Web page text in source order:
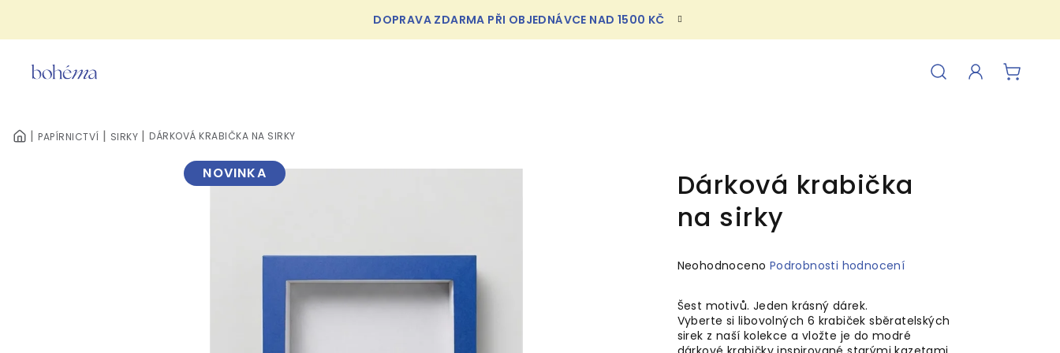
DOPRAVA ZDARMA PŘI OBJEDNÁVCE NAD 1500 KČ
DOMŮPAPÍRNICTVÍ SIRKY DÁRKOVÁ KRABIČKA NA SIRKY
Dárková krabička
na sirky
Průměrné
je
0,0
z
Neohodnoceno Podrobnosti hodnocení
Šest motivů. Jeden krásný dárek.
Vyberte si libovolných 6 krabiček sběratelských
sirek z naší kolekce a vložte je do modré
NOVINKA